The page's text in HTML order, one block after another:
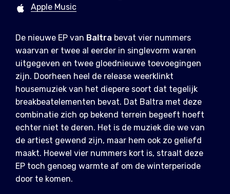
Apple Music
De nieuwe EP van Baltra bevat vier nummers
waarvan er twee al eerder in singlevorm waren
uitgegeven en twee gloednieuwe toevoegingen
zijn. Doorheen heel de release weerklinkt
housemuziek van het diepere soort dat tegelijk
breakbeatelementen bevat. Dat Baltra met deze
combinatie zich op bekend terrein begeeft hoeft
echter niet te deren. Het is de muziek die we van
de artiest gewend zijn, maar hem ook zo geliefd
maakt. Hoewel vier nummers kort is, straalt deze
EP toch genoeg warmte af om de winterperiode
door te komen.